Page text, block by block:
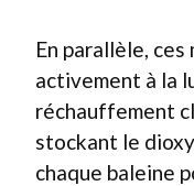
En parallèle,
activement à la
réchauffement
stockant le
chaque baleine